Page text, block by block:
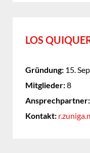
LOS
Gründung: 15.
Mitglieder:8
Ansprechpartner:
Kontakt: